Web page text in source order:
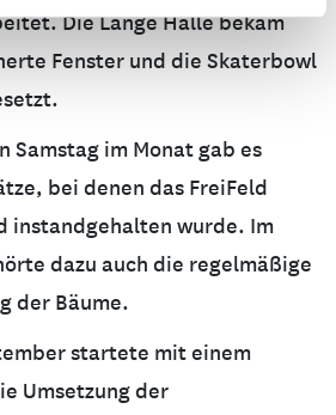
Die Lange Halle bekam
Fenster und die Skaterbowl
Samstag im Monat gab es
bei denen das FreiFeld
instandgehalten wurde. Im
dazu auch die regelmäßige
der Bäume.
startete mit einem
Umsetzung der